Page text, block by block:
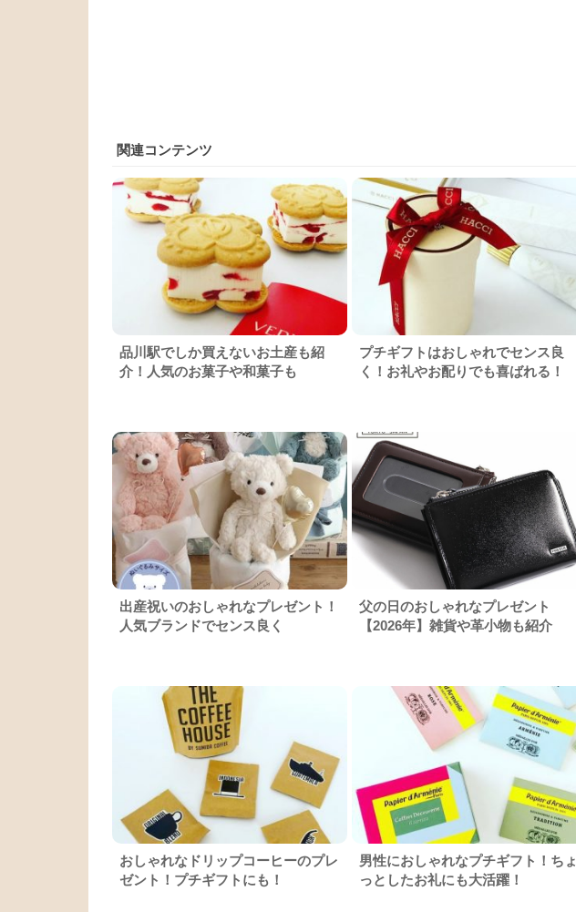
関連コンテンツ
品川駅でしか買えないお土産も紹
介！人気のお菓子や和菓子も
プチギフトはおしゃれでセンス良
く！お礼やお配りでも喜ばれる！
出産祝いのおしゃれなプレゼント！
人気ブランドでセンス良く
父の日のおしゃれなプレゼント
【2026年】雑貨や革小物も紹介
おしゃれなドリップコーヒーのプレ
ゼント！プチギフトにも！
男性におしゃれなプチギフト！ちょ
っとしたお礼にも大活躍！